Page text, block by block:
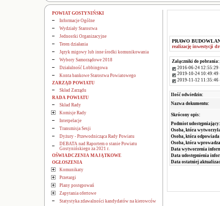
POWIAT GOSTYNIŃSKI
Informacje Ogólne
Wydziały Starostwa
Jednostki Organizacyjne
Teren działania
Język migowy lub inne środki komunikowania
Wybory Samorządowe 2018
Działalność Lobbingowa
Konta bankowe Starostwa Powiatowego
ZARZĄD POWIATU
Skład Zarządu
RADA POWIATU
Skład Rady
Komisje Rady
Interpelacje
Transmisja Sesji
Dyżury - Przewodnicząca Rady Powiatu
DEBATA nad Raportem o stanie Powiatu
Gostynińskiego za 2021 r.
OŚWIADCZENIA MAJĄTKOWE
OGŁOSZENIA
Komunikaty
Przetargi
Plany postępowań
Zapytania ofertowe
Statystyka zdawalności kandydatów na kierowców
PRAWO
realizację inwestycji
Załączniki do pobrania:
2016-06-24 12:55:29
2019-10-24 10:49:49
2019-11-12 11:35:46
Ilość odwiedzin:
Nazwa dokumentu:
Skrócony opis:
Podmiot udostępniający:
Osoba, która
Osoba, która odpowiada
Osoba, która
Data wytworzenia
Data udostępnienia
Data ostatniej